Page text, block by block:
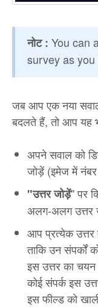
नोट : You can
survey as you
जब आप एक नया
बदलते हैं, तो आप यह
अपने सवाल को
जोड़ें (इमेज में
"उत्तर जोड़ें" पर
अलग-अलग उत्तर
आप प्रत्येक
ताकि उन संपर्कों
इस उत्तर का
कोई संपर्क इस
इस फील्ड को